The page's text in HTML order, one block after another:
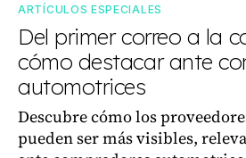
ARTÍCULOS ESPECIALES
Del primer correo a la
cómo destacar ante
automotrices
Descubre cómo los
pueden ser más visibles,